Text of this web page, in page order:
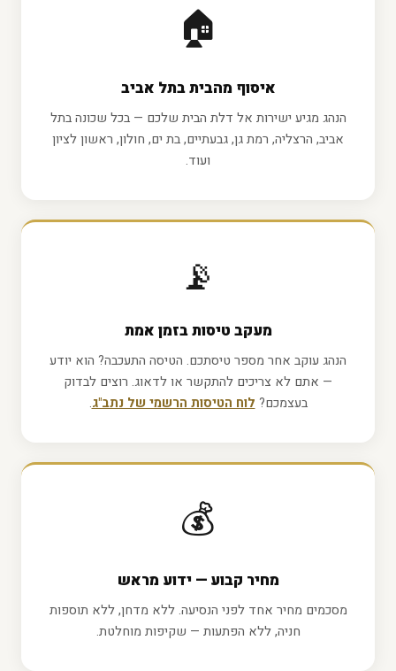
🏠
איסוף מהבית בתל אביב
הנהג מגיע ישירות אל דלת הבית שלכם — בכל שכונה בתל
אביב, הרצליה, רמת גן, גבעתיים, בת ים, חולון, ראשון לציון
ועוד.
📡
מעקב טיסות בזמן אמת
הנהג עוקב אחר מספר טיסתכם. הטיסה התעכבה? הוא יודע
— אתם לא צריכים להתקשר או לדאוג. רוצים לבדוק
בעצמכם? לוח הטיסות הרשמי של נתב"ג.
💰
מחיר קבוע — ידוע מראש
מסכמים מחיר אחד לפני הנסיעה. ללא מדחן, ללא תוספות
חניה, ללא הפתעות — שקיפות מוחלטת.